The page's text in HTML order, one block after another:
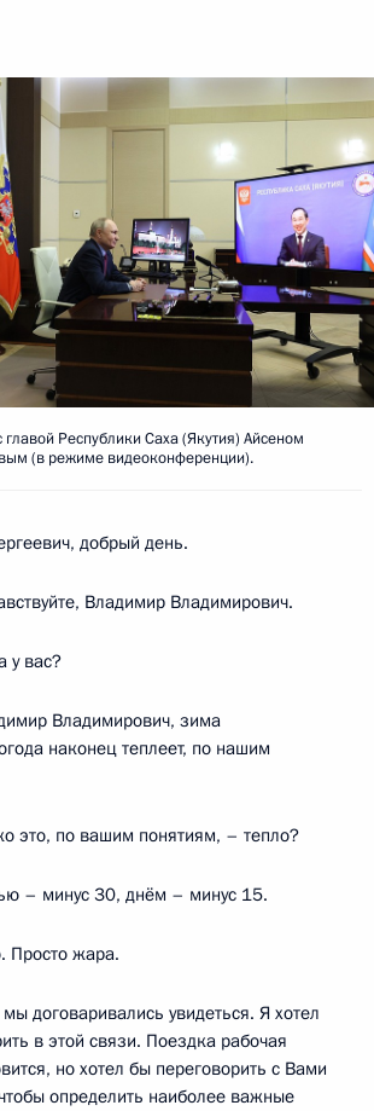
главой Республики Саха (Якутия) Айсеном
(в режиме видеоконференции).
добрый день.
Владимир Владимирович.
у вас?
Владимирович, зима
наконец теплеет, по нашим
это, по вашим понятиям, – тепло?
– минус 30, днём – минус 15.
Просто жара.
договаривались увидеться. Я хотел
в этой связи. Поездка рабочая
но хотел бы переговорить с Вами
определить наиболее важные